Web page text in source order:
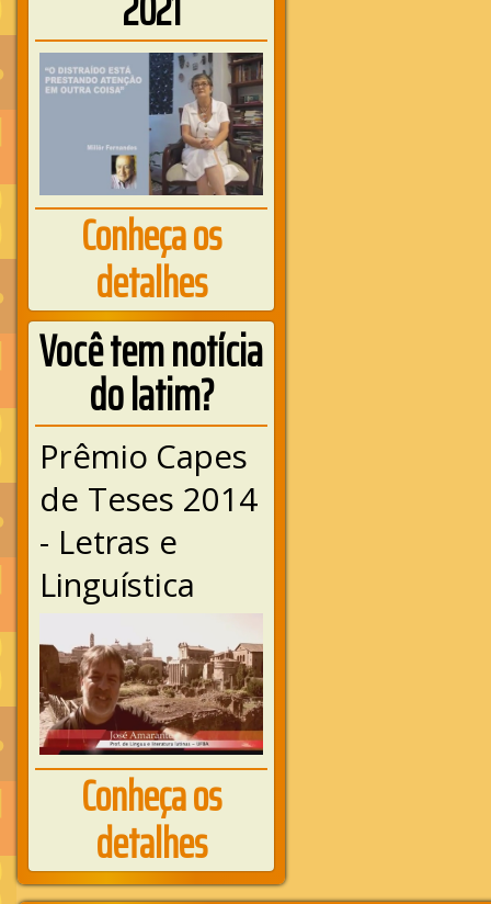
Conheça os
detalhes
Você tem notícia
do latim?
Prêmio Capes
de Teses 2014
- Letras e
Linguística
Conheça os
detalhes